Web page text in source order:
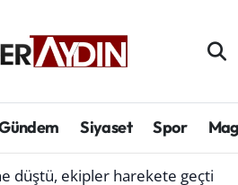
Siyaset Spor
düştü, ekipler harekete geçti
ve Fikstür